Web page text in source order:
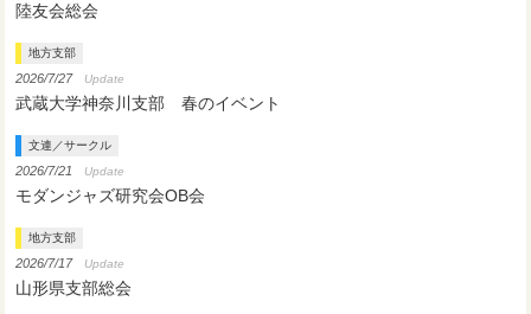
陸友会総会
地方支部
2026/7/27 Update
武蔵大学神奈川支部 春のイベント
文連／サークル
2026/7/21 Update
モダンジャズ研究会OB会
地方支部
2026/7/17 Update
山形県支部総会